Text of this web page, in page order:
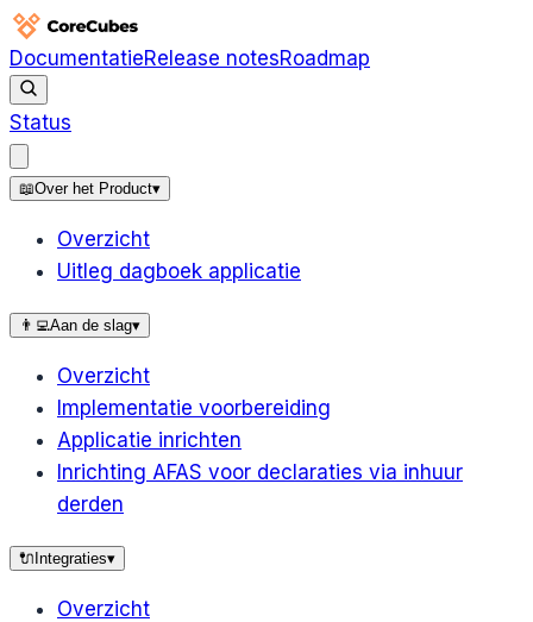
DocumentatieRelease notesRoadmap
Status
📖Over het Product▾
Overzicht
Uitleg dagboek applicatie
👨‍💻Aan de slag▾
Overzicht
Implementatie voorbereiding
Applicatie inrichten
Inrichting AFAS voor declaraties via inhuur
derden
🔌 Integraties▾
Overzicht